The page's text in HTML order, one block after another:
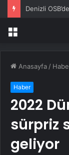
Denizli
Menü
Anasayfa /
Haber
2022
sürpriz
geliyor